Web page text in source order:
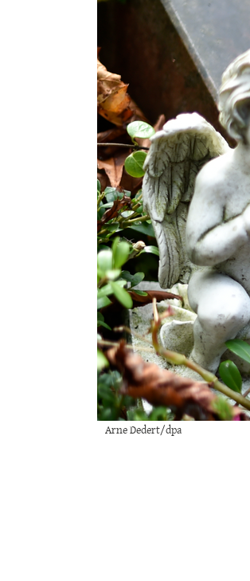
Arne Dedert/dpa